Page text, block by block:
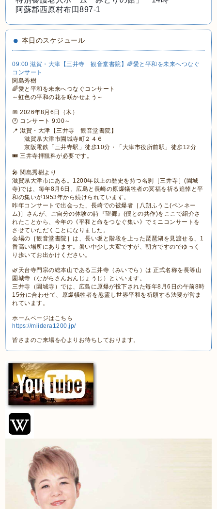
阿蘇郡西原村布田897-1
本日のスケジュール
09:00 滋賀・大津【三井寺 観音堂書院】🌈愛と平和を未来へつなぐ
コンサート
関島秀樹
🌈愛と平和を未来へつなぐコンサート
～虹色の平和の花を咲かせよう～
📅 2026年8月6日（木）
🕐 コンサート 9:00～
📍 滋賀・大津【三井寺 観音堂書院】
滋賀県大津市園城寺町２４６
京阪電鉄「三井寺駅」徒歩10分・「大津市役所前駅」徒歩12分
🎟 三井寺拝観料が必要です。
🎤 関島秀樹より
滋賀県大津市にある。1200年以上の歴史を持つ名刹［三井寺］(園城
寺)では、毎年8月6日、広島と長崎の原爆犠牲者の冥福を祈る追悼と平
和の集いが1953年から続けられています。
昨年コンサートで出会った、長崎での被爆者［八朔ふうこ(ペンネー
ム)］さんが、ご自分の体験の詩『望郷』(僕との共作)をここで紹介さ
れたことから、今年の《平和と命をつなぐ集い》でミニコンサートを
させていただくことになりました。
会場の［観音堂書院］は、長い坂と階段を上った琵琶湖を見渡せる、1
番高い場所にあります。暑い中少し大変ですが、朝方ですのでゆっく
り歩いてお出かけください。
🌿天台寺門宗の総本山である三井寺（みいでら）は 正式名称を長等山
園城寺（ながらさんおんじょうじ）といいます。
三井寺（園城寺）では、広島に原爆が投下された毎年8月6日の午前8時
15分に合わせて、原爆犠牲者を慰霊し世界平和を祈願する法要が営ま
れています。
ホームページはこちら
https://miidera1200.jp/
皆さまのご来場を心よりお待ちしております。